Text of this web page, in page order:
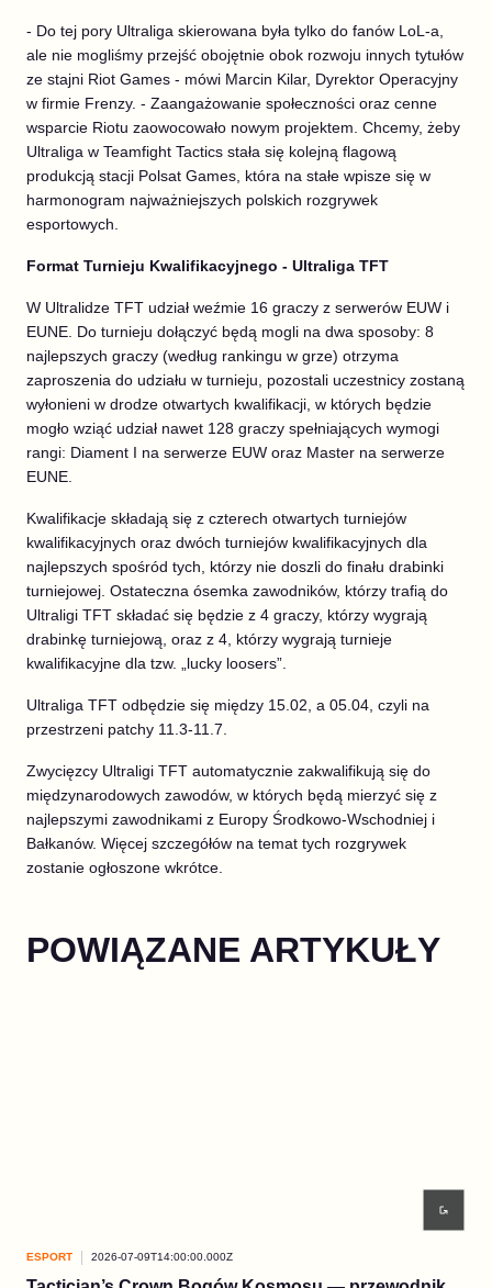
- Do tej pory Ultraliga skierowana była tylko do fanów LoL-a,
ale nie mogliśmy przejść obojętnie obok rozwoju innych tytułów
ze stajni Riot Games - mówi Marcin Kilar, Dyrektor Operacyjny
w firmie Frenzy. - Zaangażowanie społeczności oraz cenne
wsparcie Riotu zaowocowało nowym projektem. Chcemy, żeby
Ultraliga w Teamfight Tactics stała się kolejną flagową
produkcją stacji Polsat Games, która na stałe wpisze się w
harmonogram najważniejszych polskich rozgrywek
esportowych.
Format Turnieju Kwalifikacyjnego - Ultraliga TFT
W Ultralidze TFT udział weźmie 16 graczy z serwerów EUW i
EUNE. Do turnieju dołączyć będą mogli na dwa sposoby: 8
najlepszych graczy (według rankingu w grze) otrzyma
zaproszenia do udziału w turnieju, pozostali uczestnicy zostaną
wyłonieni w drodze otwartych kwalifikacji, w których będzie
mogło wziąć udział nawet 128 graczy spełniających wymogi
rangi: Diament I na serwerze EUW oraz Master na serwerze
EUNE.
Kwalifikacje składają się z czterech otwartych turniejów
kwalifikacyjnych oraz dwóch turniejów kwalifikacyjnych dla
najlepszych spośród tych, którzy nie doszli do finału drabinki
turniejowej. Ostateczna ósemka zawodników, którzy trafią do
Ultraligi TFT składać się będzie z 4 graczy, którzy wygrają
drabinkę turniejową, oraz z 4, którzy wygrają turnieje
kwalifikacyjne dla tzw. „lucky loosers”.
Ultraliga TFT odbędzie się między 15.02, a 05.04, czyli na
przestrzeni patchy 11.3-11.7.
Zwycięzcy Ultraligi TFT automatycznie zakwalifikują się do
międzynarodowych zawodów, w których będą mierzyć się z
najlepszymi zawodnikami z Europy Środkowo-Wschodniej i
Bałkanów. Więcej szczegółów na temat tych rozgrywek
zostanie ogłoszone wkrótce.
POWIĄZANE ARTYKUŁY
ESPORT 2026-07-09T14:00:00.000Z